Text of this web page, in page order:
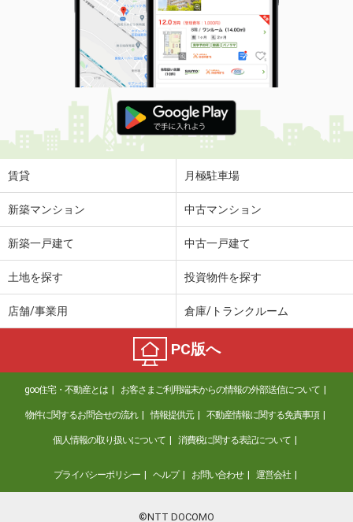
賃貸 月極駐車場
新築マンション 中古マンション
新築一戸建て 中古一戸建て
土地を探す 投資物件を探す
店舗/事業用 倉庫/トランクルーム
PC版へ
goo住宅・不動産とは お客さまご利用端末からの情報の外部送信について
物件に関するお問合せの流れ 情報提供元 不動産情報に関する免責事項
個人情報の取り扱いについて 消費税に関する表記について
プライバシーポリシー ヘルプ お問い合わせ 運営会社
©NTT DOCOMO